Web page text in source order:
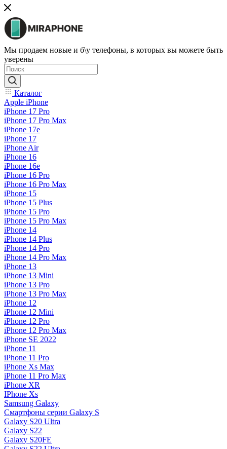
Мы продаем новые и б\у телефоны, в которых вы можете быть
уверены
Каталог
Apple iPhone
iPhone 17 Pro
iPhone 17 Pro Max
iPhone 17e
iPhone 17
iPhone Air
iPhone 16
iPhone 16e
iPhone 16 Pro
iPhone 16 Pro Max
iPhone 15
iPhone 15 Plus
iPhone 15 Pro
iPhone 15 Pro Max
iPhone 14
iPhone 14 Plus
iPhone 14 Pro
iPhone 14 Pro Max
iPhone 13
iPhone 13 Mini
iPhone 13 Pro
iPhone 13 Pro Max
iPhone 12
iPhone 12 Mini
iPhone 12 Pro
iPhone 12 Pro Max
iPhone SE 2022
iPhone 11
iPhone 11 Pro
iPhone Xs Max
iPhone 11 Pro Max
iPhone XR
IPhone Xs
Samsung Galaxy
Смартфоны серии Galaxy S
Galaxy S20 Ultra
Galaxy S22
Galaxy S20FE